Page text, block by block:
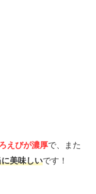
えびが濃厚で、また
美味しいです！